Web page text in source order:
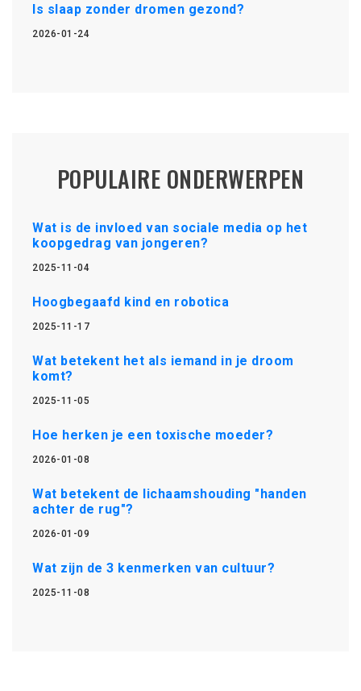
Is slaap zonder dromen gezond?
2026-01-24
POPULAIRE ONDERWERPEN
Wat is de invloed van sociale media op het
koopgedrag van jongeren?
2025-11-04
Hoogbegaafd kind en robotica
2025-11-17
Wat betekent het als iemand in je droom
komt?
2025-11-05
Hoe herken je een toxische moeder?
2026-01-08
Wat betekent de lichaamshouding "handen
achter de rug"?
2026-01-09
Wat zijn de 3 kenmerken van cultuur?
2025-11-08